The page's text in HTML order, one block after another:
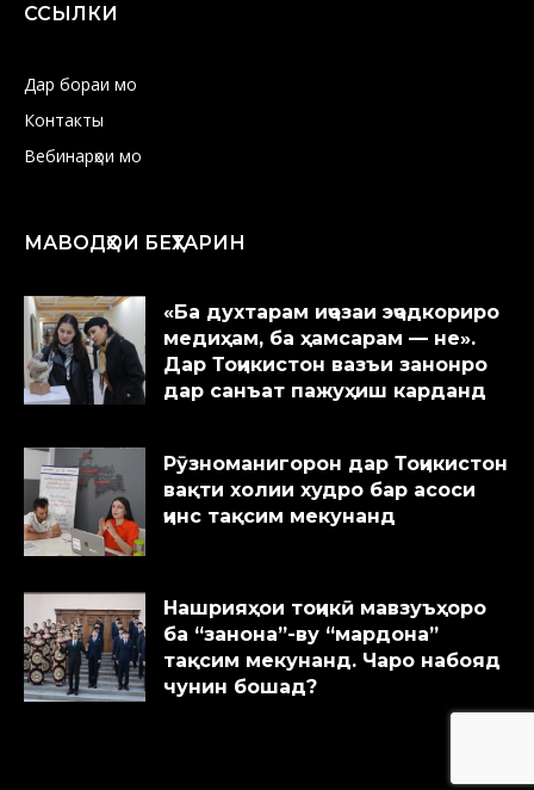
ССЫЛКИ
Дар бораи мо
Контакты
Вебинарҳои мо
МАВОДҲОИ БЕҲТАРИН
«Ба духтарам иҷозаи эҷодкориро
медиҳам, ба ҳамсарам — не».
Дар Тоҷикистон вазъи занонро
дар санъат пажуҳиш карданд
Рӯзноманигорон дар Тоҷикистон
вақти холии худро бар асоси
ҷинс тақсим мекунанд
Нашрияҳои тоҷикӣ мавзуъҳоро
ба “занона”-ву “мардона”
тақсим мекунанд. Чаро набояд
чунин бошад?